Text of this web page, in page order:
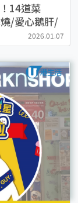
14道菜
/愛心鵝肝/
2026.01.07